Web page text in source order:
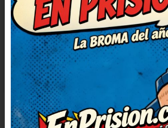
chistes como este. Lo
para contarlo en la
comida familiar.